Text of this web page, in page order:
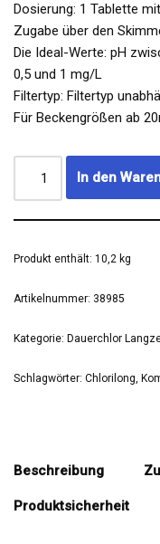
Dosierung: 1 Tablette
Zugabe über den
Die Ideal-Werte: pH
0,5 und 1 mg/L
Filtertyp: Filtertyp
Für Beckengrößen ab
In den
Produkt enthält: 10,2 kg
Artikelnummer: 38985
Kategorie: Dauerchlor
Schlagwörter: Chlorilong,
Beschreibung
Produktsicherheit